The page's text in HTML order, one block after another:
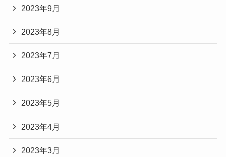
2023年9月
2023年8月
2023年7月
2023年6月
2023年5月
2023年4月
2023年3月